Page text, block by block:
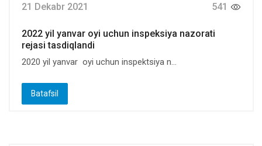
21 Dekabr 2021 541
2022 yil yanvar oyi uchun inspeksiya nazorati
rejasi tasdiqlandi
2020 yil yanvar oyi uchun inspektsiya n...
Batafsil